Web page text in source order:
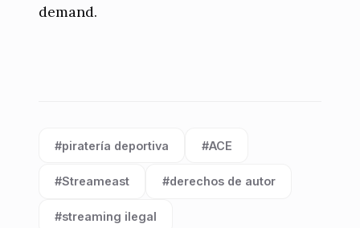
demand.
Etiqueta:
#piratería deportiva
Etiqueta:
#ACE
Etiqueta:
#Streameast
Etiqueta:
#derechos de autor
Etiqueta:
#streaming ilegal